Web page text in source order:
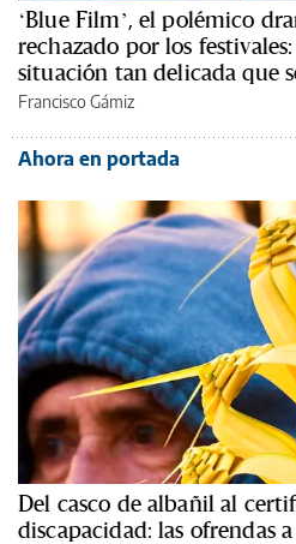
‘Blue Film’, el polémico
rechazado por los
situación tan delicada que
Francisco Gámiz
Ahora en portada
Del casco de albañil al
discapacidad: las ofrendas